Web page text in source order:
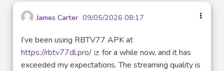
James Carter 09/05/2026 08:17
I’ve been using RBTV77 APK at
https://rbtv77dl.pro/
(Lien externe)
for a while now, and it has
exceeded my expectations. The streaming quality is